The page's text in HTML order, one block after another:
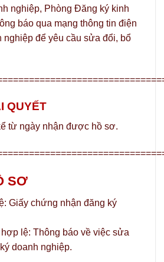
nghiệp, Phòng Đăng ký kinh
báo qua mạng thông tin điện
nghiệp để yêu cầu sửa đổi, bổ
QUYẾT
từ ngày nhận được hồ sơ.
SƠ
Giấy chứng nhận đăng ký
lệ: Thông báo về việc sửa
doanh nghiệp.